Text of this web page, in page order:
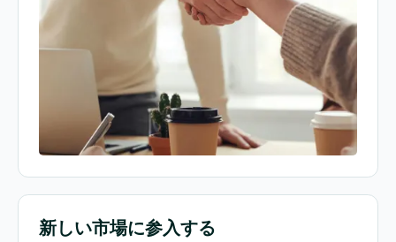
新しい市場に参入する